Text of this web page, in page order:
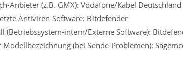
Anbieter (z.B. GMX): Vodafone/Kabel Deutschland
Antiviren-Software: Bitdefender
(Betriebssystem-intern/Externe Software):
Modellbezeichnung (bei Sende-Problemen):